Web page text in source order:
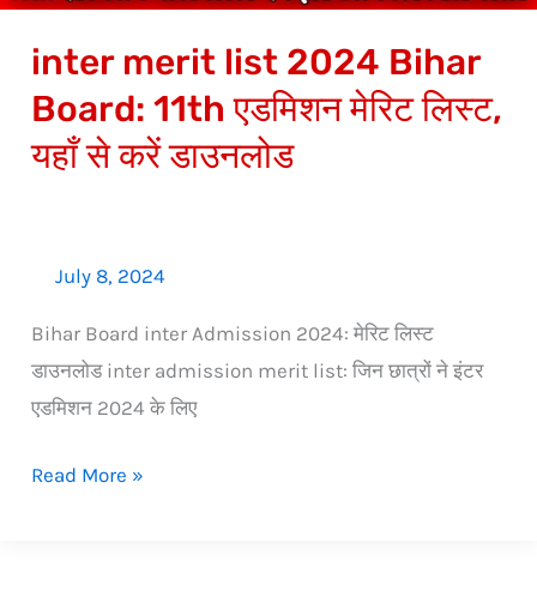
inter merit list 2024 Bihar
Board: 11th एडमिशन मेरिट लिस्ट,
यहाँ से करें डाउनलोड
July 8, 2024
Bihar Board inter Admission 2024: मेरिट लिस्ट
डाउनलोड inter admission merit list: जिन छात्रों ने इंटर
एडमिशन 2024 के लिए
लिस्ट,
यहाँ
करें
Read More »